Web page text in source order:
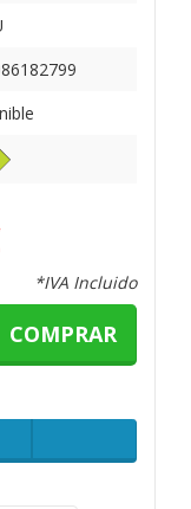
*IVA Incluido
COMPRAR